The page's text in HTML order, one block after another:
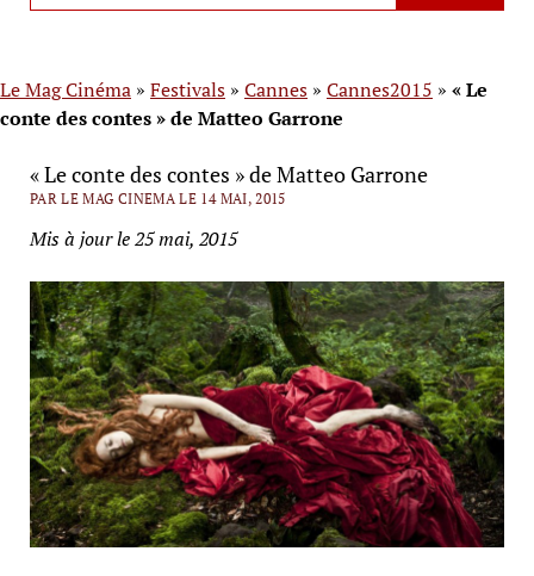
Le Mag Cinéma » Festivals » Cannes » Cannes2015 » « Le
conte des contes » de Matteo Garrone
« Le conte des contes » de Matteo Garrone
PAR LE MAG CINEMA LE 14 MAI, 2015
Mis à jour le 25 mai, 2015